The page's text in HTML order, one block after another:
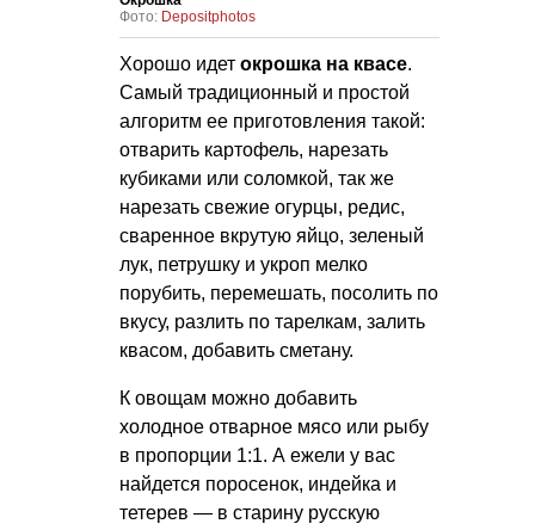
Фото: Depositphotos
Хорошо идет окрошка на квасе.
Самый традиционный и простой
алгоритм ее приготовления такой:
отварить картофель, нарезать
кубиками или соломкой, так же
нарезать свежие огурцы, редис,
сваренное вкрутую яйцо, зеленый
лук, петрушку и укроп мелко
порубить, перемешать, посолить по
вкусу, разлить по тарелкам, залить
квасом, добавить сметану.
К овощам можно добавить
холодное отварное мясо или рыбу
в пропорции 1:1. А ежели у вас
найдется поросенок, индейка и
тетерев — в старину русскую